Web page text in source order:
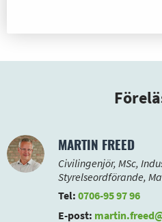
MARTIN FREED
Civilingenjör, MSc,
Styrelseordförande,
Tel: 0706-95 97 96
E-post: